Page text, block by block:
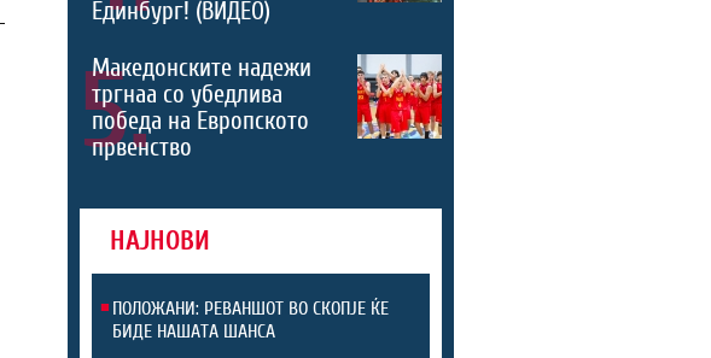
Единбург! (ВИДЕО)
5.
Македонските надежи
тргнаа со убедлива
победа на Европското
првенство
НАЈНОВИ
ПОЛОЖАНИ: РЕВАНШОТ ВО СКОПЈЕ ЌЕ
БИДЕ НАШАТА ШАНСА